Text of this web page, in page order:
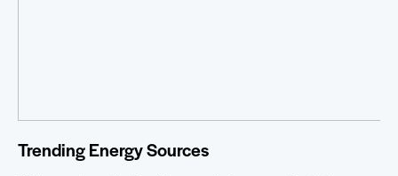
Trending Energy Sources